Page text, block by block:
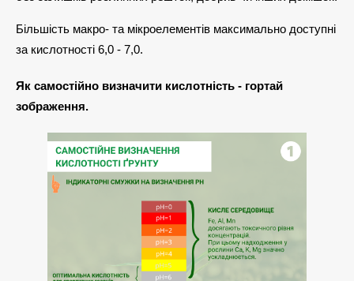
Більшість макро- та мікроелементів максимально доступні
за кислотності 6,0 - 7,0.
Як самостійно визначити кислотність - гортай
зображення.